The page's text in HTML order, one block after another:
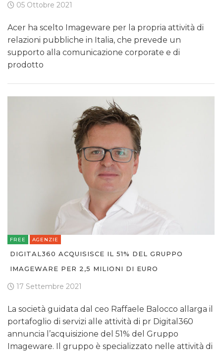
05 Ottobre 2021
Acer ha scelto Imageware per la propria attività di
relazioni pubbliche in Italia, che prevede un
supporto alla comunicazione corporate e di
prodotto
FREE AGENZIE
DIGITAL360 ACQUISISCE IL 51% DEL GRUPPO
IMAGEWARE PER 2,5 MILIONI DI EURO
17 Settembre 2021
La società guidata dal ceo Raffaele Balocco allarga il
portafoglio di servizi alle attività di pr Digital360
annuncia l’acquisizione del 51% del Gruppo
Imageware. Il gruppo è specializzato nelle attività di